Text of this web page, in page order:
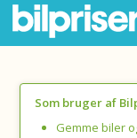
Som bruger af
Gemme biler